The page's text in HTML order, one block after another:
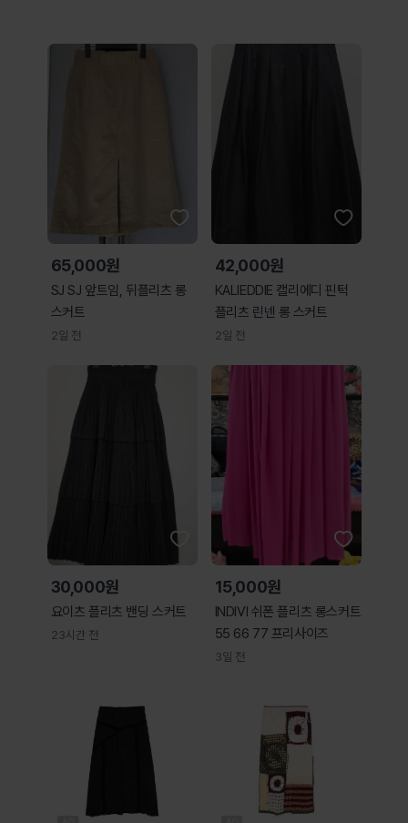
65,000원
SJ SJ 앞트임, 뒤플리츠 롱
스커트
2일 전
42,000원
KALIEDDIE 캘리에디 핀턱
플리츠 린넨 롱 스커트
2일 전
30,000원
요이츠 플리츠 밴딩 스커트
23시간 전
15,000원
INDIVI 쉬폰 플리츠 롱스커트
55 66 77 프리사이즈
3일 전